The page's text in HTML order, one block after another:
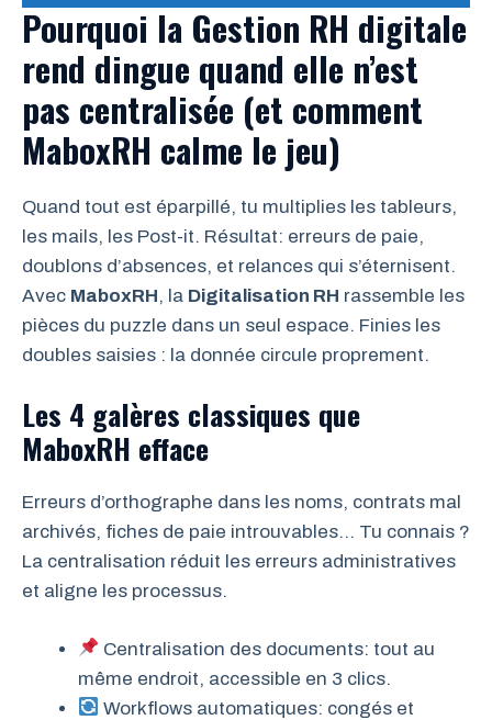
Pourquoi la Gestion RH digitale
rend dingue quand elle n’est
pas centralisée (et comment
MaboxRH calme le jeu)
Quand tout est éparpillé, tu multiplies les tableurs,
les mails, les Post-it. Résultat: erreurs de paie,
doublons d’absences, et relances qui s’éternisent.
Avec MaboxRH, la Digitalisation RH rassemble les
pièces du puzzle dans un seul espace. Finies les
doubles saisies : la donnée circule proprement.
Les 4 galères classiques que
MaboxRH efface
Erreurs d’orthographe dans les noms, contrats mal
archivés, fiches de paie introuvables… Tu connais ?
La centralisation réduit les erreurs administratives
et aligne les processus.
Centralisation des documents: tout au
même endroit, accessible en 3 clics.
Workflows automatiques: congés et